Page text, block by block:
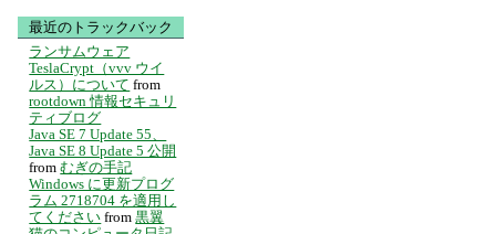
最近のトラックバック
ランサムウェア
TeslaCrypt（vvv ウイ
ルス）について from
rootdown 情報セキュリ
ティブログ
Java SE 7 Update 55、
Java SE 8 Update 5 公開
from むぎの手記
Windows に更新プログ
ラム 2718704 を適用し
てください from 黒翼